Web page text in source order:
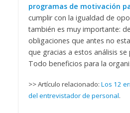
programas de motivación
cumplir con la igualdad de
también es muy importante:
obligaciones que antes no
que gracias a estos análisis
Todo beneficios para la
>> Artículo relacionado: Los 12
del entrevistador de personal.